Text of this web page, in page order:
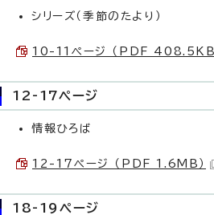
シリーズ（季節のたより）
10-11ページ （PDF 408.5KB
12-17ページ
情報ひろば
12-17ページ （PDF 1.6MB）
18-19ページ